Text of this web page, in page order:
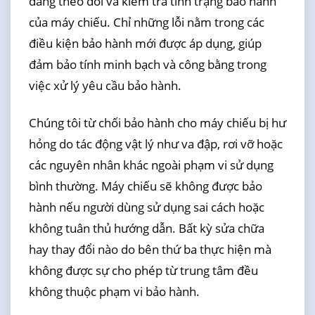
của máy chiếu. Chỉ những lỗi nằm trong các
điều kiện bảo hành mới được áp dụng, giúp
đảm bảo tính minh bạch và công bằng trong
việc xử lý yêu cầu bảo hành.
Chúng tôi từ chối bảo hành cho máy chiếu bị hư
hỏng do tác động vật lý như va đập, rơi vỡ hoặc
các nguyên nhân khác ngoài phạm vi sử dụng
bình thường. Máy chiếu sẽ không được bảo
hành nếu người dùng sử dụng sai cách hoặc
không tuân thủ hướng dẫn. Bất kỳ sửa chữa
hay thay đổi nào do bên thứ ba thực hiện mà
không được sự cho phép từ trung tâm đều
không thuộc phạm vi bảo hành.